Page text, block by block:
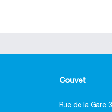
Couvet
Rue de la Gare 3